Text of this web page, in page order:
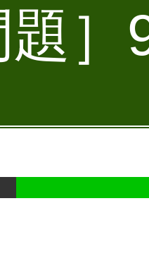
題］